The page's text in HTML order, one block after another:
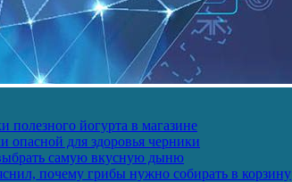
полезного йогурта в магазине
опасной для здоровья черники
самую вкусную дыню
почему грибы нужно собирать в корзину